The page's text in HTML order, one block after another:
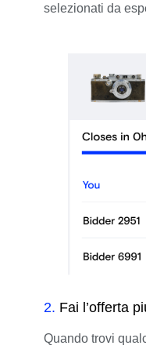
selezionati da
2. Fai l’offerta
Quando trovi